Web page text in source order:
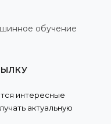
обучение
интересные
актуальную